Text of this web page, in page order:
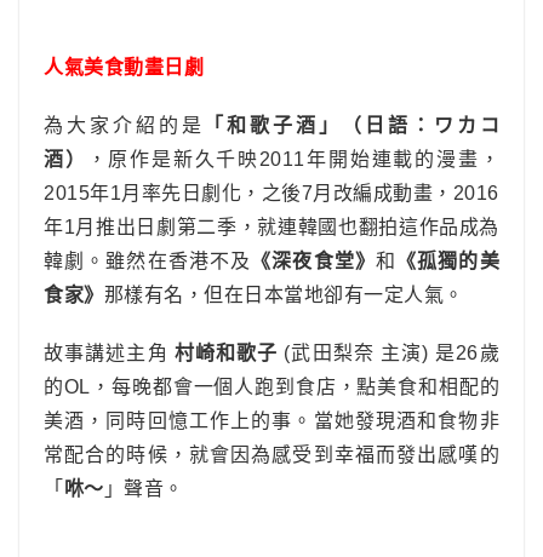
人氣美食動畫日劇
為大家介紹的是
「和歌子酒」（日語：ワカコ
酒）
，原作是新久千映2011年開始連載的漫畫，
2015年1月率先日劇化，之後7月改編成動畫，2016
年1月推出日劇第二季，就連韓國也翻拍這作品成為
韓劇。雖然在香港不及 《深夜食堂》 和
《孤獨的美
食家》 那樣有名，但在日本當地卻有一定人氣。
故事講述主角 村崎和歌子 (武田梨奈 主演) 是26歲
的OL，每晚都會一個人跑到食店，點美食和相配的
美酒，同時回憶工作上的事。當她發現酒和食物非
常配合的時候，就會因為感受到幸福而發出感嘆的
「 咻～ 」聲音。